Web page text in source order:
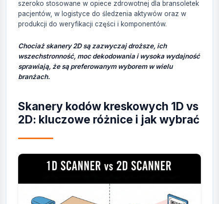
szeroko stosowane w opiece zdrowotnej dla bransoletek
pacjentów, w logistyce do śledzenia aktywów oraz w
produkcji do weryfikacji części i komponentów.
Chociaż skanery 2D są zazwyczaj droższe, ich
wszechstronność, moc dekodowania i wysoka wydajność
sprawiają, że są preferowanym wyborem w wielu
branżach.
Skanery kodów kreskowych 1D vs
2D: kluczowe różnice i jak wybrać